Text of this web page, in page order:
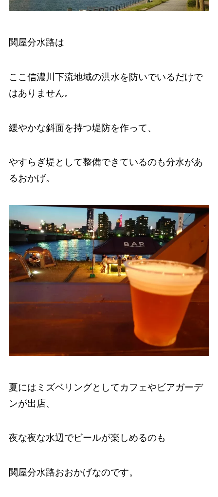
関屋分水路は
ここ信濃川下流地域の洪水を防いでいるだけで
はありません。
緩やかな斜面を持つ堤防を作って、
やすらぎ堤として整備できているのも分水があ
るおかげ。
夏にはミズベリングとしてカフェやビアガーデ
ンが出店、
夜な夜な水辺でビールが楽しめるのも
関屋分水路おおかげなのです。